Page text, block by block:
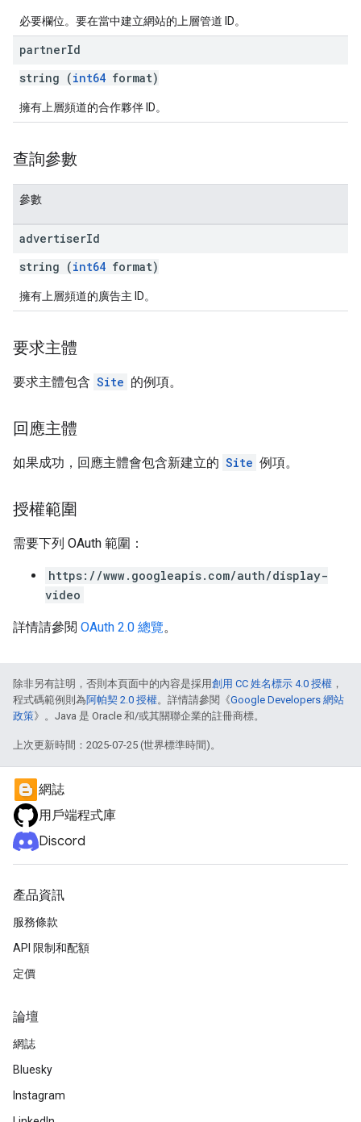
必要欄位。要在當中建立網站的上層管道 ID。
partnerId
string (int64 format)
擁有上層頻道的合作夥伴 ID。
查詢參數
參數
advertiserId
string (int64 format)
擁有上層頻道的廣告主 ID。
要求主體
要求主體包含 Site 的例項。
回應主體
如果成功，回應主體會包含新建立的 Site 例項。
授權範圍
需要下列 OAuth 範圍：
https://www.googleapis.com/auth/display-
video
詳情請參閱 OAuth 2.0 總覽。
除非另有註明，否則本頁面中的內容是採用創用 CC 姓名標示 4.0 授權 ，
程式碼範例則為阿帕契 2.0 授權。詳情請參閱《Google Developers 網站
政策》。Java 是 Oracle 和/或其關聯企業的註冊商標。
上次更新時間：2025-07-25 (世界標準時間)。
網誌
用戶端程式庫
Discord
產品資訊
服務條款
API 限制和配額
定價
論壇
網誌
Bluesky
Instagram